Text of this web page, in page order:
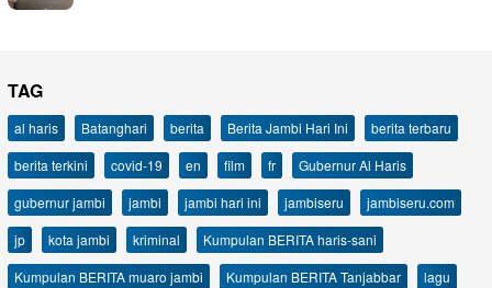
TAG
al haris Batanghari berita Berita Jambi Hari Ini
berita terbaru
berita terkini
covid-19 en film fr
Gubernur Al Haris
gubernur jambi
jambi jambi hari ini jambiseru
jambiseru.com
jp
kota jambi kriminal
Kumpulan BERITA haris-sani
Kumpulan BERITA muaro jambi
Kumpulan BERITA Tanjabbar
lagu